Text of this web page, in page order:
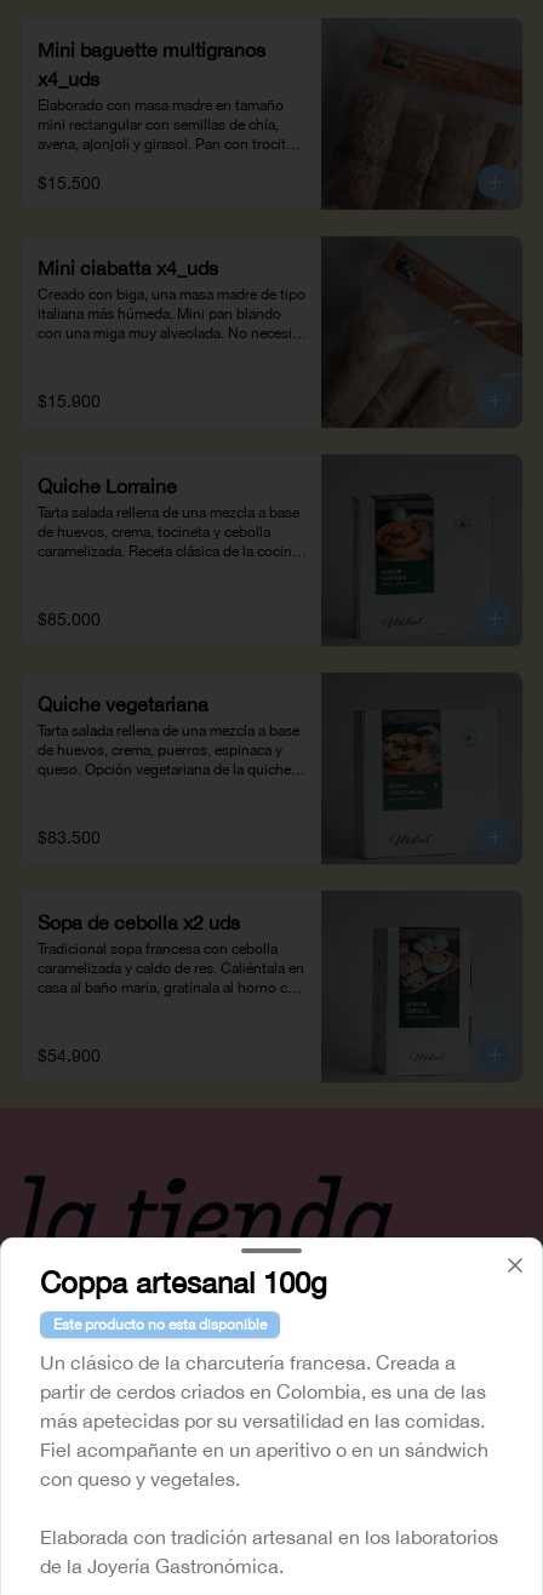
Mini baguette multigranos
x4_uds
Elaborado con masa madre en tamaño
mini rectangular con semillas de chía,
avena, ajonjolí y girasol. Pan con trocitos
contenido en fibra. Hornéala 10 minutos
$15.500
Mini ciabatta x4_uds
Creado con biga, una masa madre de tipo
italiana más húmeda. Mini pan blando
con una miga muy alveolada. No necesita
pomodoro. Peso neto: 560 g
$15.900
Quiche Lorraine
Tarta salada rellena de una mezcla a base
de huevos, crema, tocineta y cebolla
caramelizada. Receta clásica de la cocina
$85.000
Quiche vegetariana
Tarta salada rellena de una mezcla a base
de huevos, crema, puerros, espinaca y
queso. Opción vegetariana de la quiche.
$83.500
Sopa de cebolla x2 uds
Tradicional sopa francesa con cebolla
caramelizada y caldo de res. Caliéntala en
casa al baño maría, gratínala al horno con
$54.900
Conócenos
Cobertura
Términos y condiciones
Política de privacidad
Redes sociales
Coppa artesanal 100g
Este producto no esta disponible
Un clásico de la charcutería francesa. Creada a
partir de cerdos criados en Colombia, es una de las
más apetecidas por su versatilidad en las comidas.
Fiel acompañante en un aperitivo o en un sándwich
con queso y vegetales.
Elaborada con tradición artesanal en los laboratorios
de la Joyería Gastronómica.